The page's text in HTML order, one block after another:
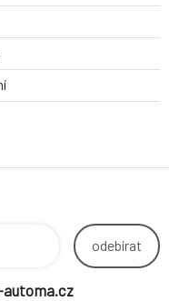
odebírat